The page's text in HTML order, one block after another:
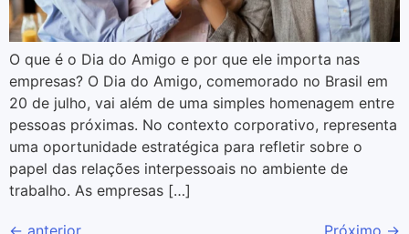
O que é o Dia do Amigo e por que ele importa nas
empresas? O Dia do Amigo, comemorado no Brasil em
20 de julho, vai além de uma simples homenagem entre
pessoas próximas. No contexto corporativo, representa
uma oportunidade estratégica para refletir sobre o
papel das relações interpessoais no ambiente de
trabalho. As empresas […]
← anterior Próximo →